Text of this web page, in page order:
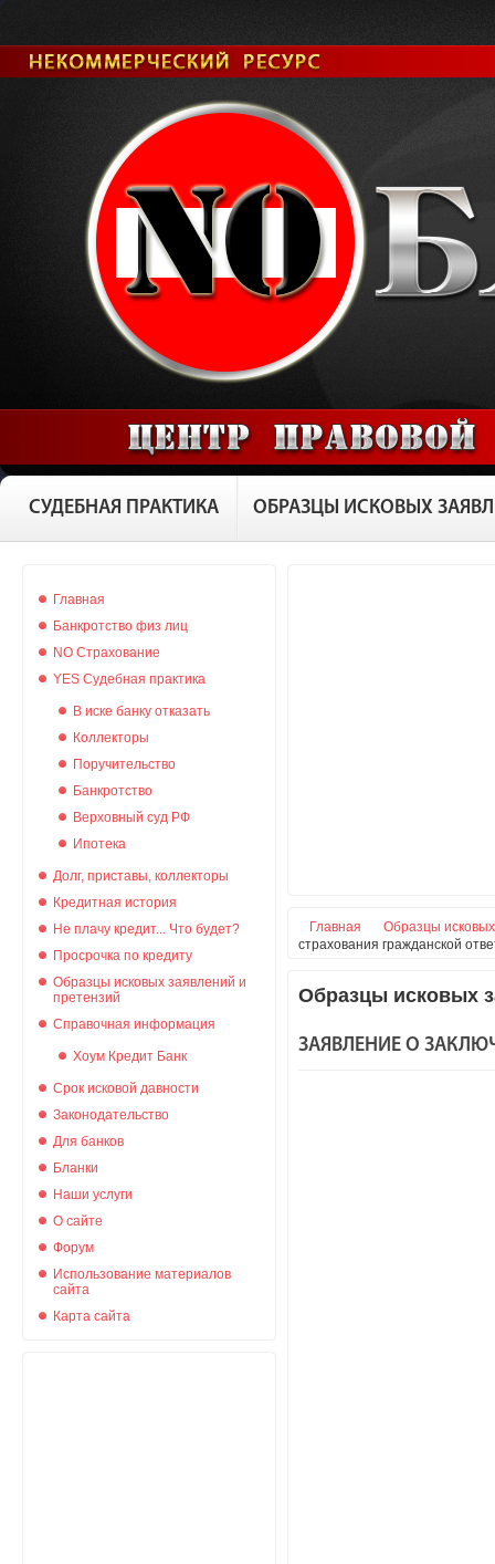
СУДЕБНАЯ ПРАКТИКА ОБРАЗЦЫ ИСКОВЫХ
Главная
Банкротство физ лиц
NO Страхование
YES Судебная практика
В иске банку отказать
Коллекторы
Поручительство
Банкротство
Верховный суд РФ
Ипотека
Долг, приставы, коллекторы
Кредитная история
Не плачу кредит... Что будет?
Просрочка по кредиту
Образцы исковых заявлений и
претензий
Справочная информация
Хоум Кредит Банк
Срок исковой давности
Законодательство
Для банков
Бланки
Наши услуги
О сайте
Форум
Использование материалов
сайта
Карта сайта
Главная
Образцы
страхования гражданской
Образцы исковых
ЗАЯВЛЕНИЕ О